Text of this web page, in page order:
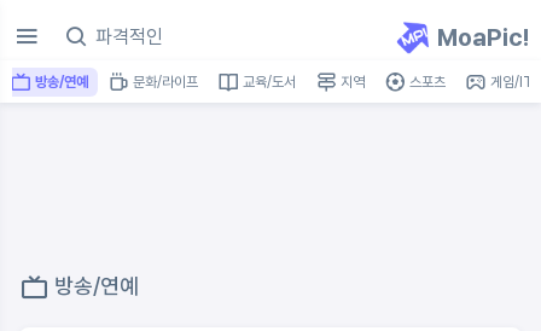
MoaPic!
방송/연예 문화/라이프 교육/도서 지역 스포츠 게임/IT
방송/연예